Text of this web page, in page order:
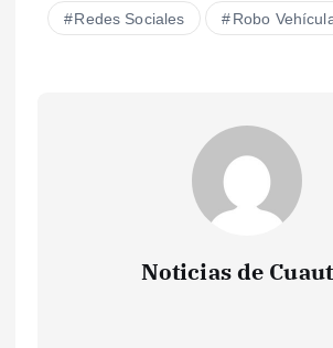
Redes Sociales Robo
Noticias de